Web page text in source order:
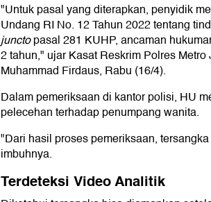
"Untuk pasal yang diterapkan, penyidik
Undang RI No. 12 Tahun 2022 tentang
junctopasal 281 KUHP, ancaman
2 tahun," ujar Kasat Reskrim Polres
Muhammad Firdaus, Rabu (16/4).
Dalam pemeriksaan di kantor polisi, HU
pelecehan terhadap penumpang wanita.
"Dari hasil proses pemeriksaan,
imbuhnya.
Terdeteksi Video Analitik